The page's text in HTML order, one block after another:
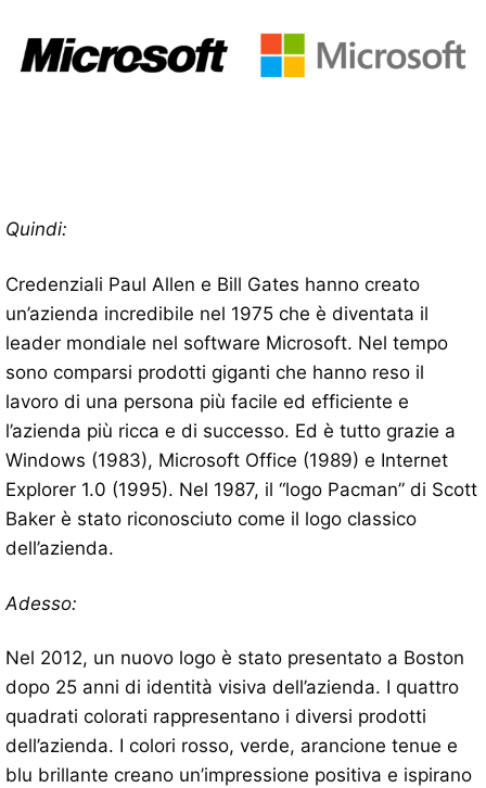
Quindi:
Credenziali Paul Allen e Bill Gates hanno creato
un’azienda incredibile nel 1975 che è diventata il
leader mondiale nel software Microsoft. Nel tempo
sono comparsi prodotti giganti che hanno reso il
lavoro di una persona più facile ed efficiente e
l’azienda più ricca e di successo. Ed è tutto grazie a
Windows (1983), Microsoft Office (1989) e Internet
Explorer 1.0 (1995). Nel 1987, il “logo Pacman” di Scott
Baker è stato riconosciuto come il logo classico
dell’azienda.
Adesso:
Nel 2012, un nuovo logo è stato presentato a Boston
dopo 25 anni di identità visiva dell’azienda. I quattro
quadrati colorati rappresentano i diversi prodotti
dell’azienda. I colori rosso, verde, arancione tenue e
blu brillante creano un’impressione positiva e ispirano